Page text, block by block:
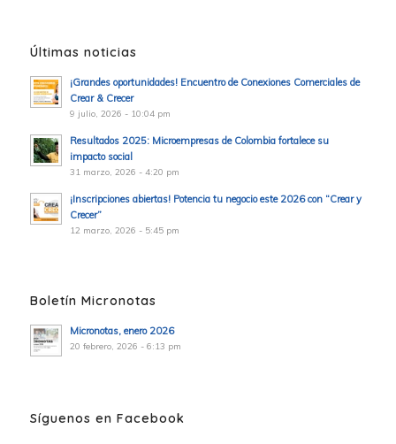
Últimas noticias
¡Grandes oportunidades! Encuentro de Conexiones Comerciales de
Crear & Crecer
9 julio, 2026 - 10:04 pm
Resultados 2025: Microempresas de Colombia fortalece su
impacto social
31 marzo, 2026 - 4:20 pm
¡Inscripciones abiertas! Potencia tu negocio este 2026 con “Crear y
Crecer”
12 marzo, 2026 - 5:45 pm
Boletín Micronotas
Micronotas, enero 2026
20 febrero, 2026 - 6:13 pm
Síguenos en Facebook